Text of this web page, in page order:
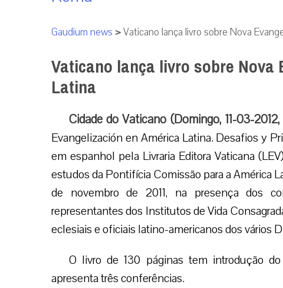
Gaudium news >Vaticano lança livro sobre Nova
Vaticano lança livro sobre
Latina
Cidade do Vaticano (Domingo, 11-03-2012,
Evangelización en América Latina. Desafios y
em espanhol pela Livraria Editora Vaticana
estudos da Pontifícia Comissão para a América
de novembro de 2011, na presença dos
representantes dos Institutos de Vida
eclesiais e oficiais latino-americanos dos vários
O livro de 130 páginas tem introdução
apresenta três conferências.